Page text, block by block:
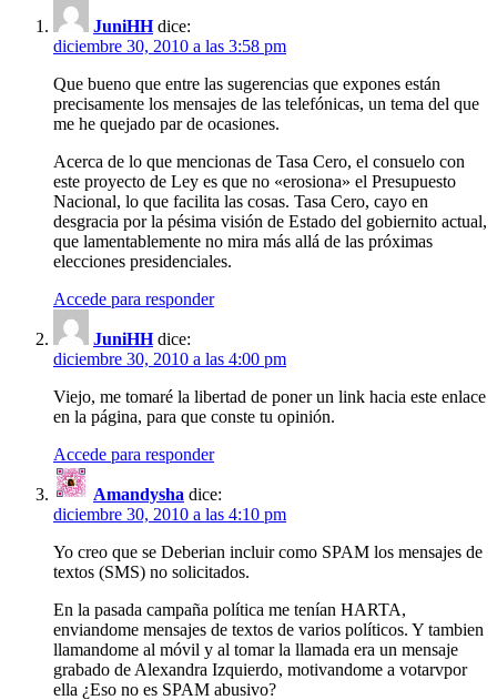
JuniHH dice:
diciembre 30, 2010 a las 3:58 pm
Que bueno que entre las sugerencias que expones están
precisamente los mensajes de las telefónicas, un tema del que
me he quejado par de ocasiones.
Acerca de lo que mencionas de Tasa Cero, el consuelo con
este proyecto de Ley es que no «erosiona» el Presupuesto
Nacional, lo que facilita las cosas. Tasa Cero, cayo en
desgracia por la pésima visión de Estado del gobiernito actual,
que lamentablemente no mira más allá de las próximas
elecciones presidenciales.
Accede para responder
JuniHH dice:
diciembre 30, 2010 a las 4:00 pm
Viejo, me tomaré la libertad de poner un link hacia este enlace
en la página, para que conste tu opinión.
Accede para responder
Amandysha dice:
diciembre 30, 2010 a las 4:10 pm
Yo creo que se Deberian incluir como SPAM los mensajes de
textos (SMS) no solicitados.
En la pasada campaña política me tenían HARTA,
enviandome mensajes de textos de varios políticos. Y tambien
llamandome al móvil y al tomar la llamada era un mensaje
grabado de Alexandra Izquierdo, motivandome a votarvpor
ella ¿Eso no es SPAM abusivo?